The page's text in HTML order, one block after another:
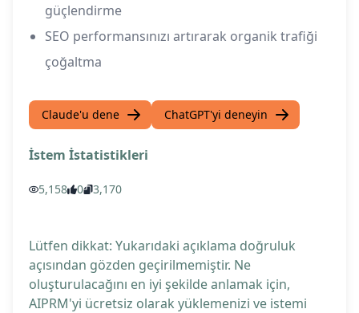
güçlendirme
SEO performansınızı artırarak organik trafiği
çoğaltma
Claude'u dene ChatGPT'yi deneyin
İstem İstatistikleri
5,158 0 3,170
Lütfen dikkat: Yukarıdaki açıklama doğruluk
açısından gözden geçirilmemiştir. Ne
oluşturulacağını en iyi şekilde anlamak için,
AIPRM'yi ücretsiz olarak yüklemenizi ve istemi